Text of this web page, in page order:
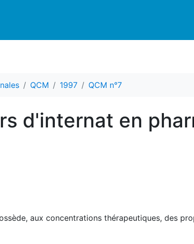
QCM 1997 QCM n°7
d'internat en
aux concentrations thérapeutiques, des